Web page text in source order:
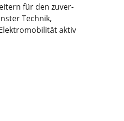
für den zuver­
Technik,
aktiv